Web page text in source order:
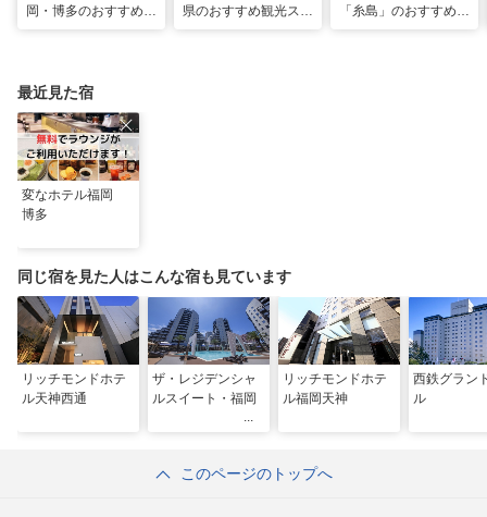
岡・博多のおすすめ観
県のおすすめ観光スポ
「糸島」のおすすめ観
最近見た宿
変なホテル福岡
博多
同じ宿を見た人はこんな宿も見ています
リッチモンドホテ
ル天神西通
ザ・レジデンシャ
ルスイート・福岡
リッチモンドホテ
ル福岡天神
西鉄グラン
ル
このページのトップへ